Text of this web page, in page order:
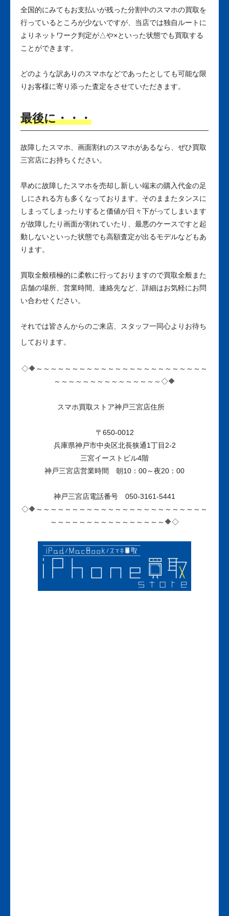
全国的にみてもお支払いが残った分割中のスマホの買取を
行っているところが少ないですが、当店では独自ルートに
よりネットワーク判定が△や×といった状態でも買取する
ことができます。
どのような訳ありのスマホなどであったとしても可能な限
りお客様に寄り添った査定をさせていただきます。
最後に・・・
故障したスマホ、画面割れのスマホがあるなら、ぜひ買取
三宮店にお持ちください。
早めに故障したスマホを売却し新しい端末の購入代金の足
しにされる方も多くなっております。そのままたタンスに
しまってしまったりすると価値が日々下がってしまいます
が故障したり画面が割れていたり、最悪のケースですと起
動しないといった状態でも高額査定が出るモデルなどもあ
ります。
買取全般積極的に柔軟に行っておりますので買取全般また
店舗の場所、営業時間、連絡先など、詳細はお気軽にお問
い合わせください。
それでは皆さんからのご来店、スタッフ一同心よりお待ち
しております。
◇🔶～～～～～～～～～～～～～～～～～～～～～～～～
～～～～～～～～～～～～～～～◇🔶
スマホ買取ストア神戸三宮店住所
〒650-0012
兵庫県神戸市中央区北長狭通1丁目2-2
三宮イーストビル4階
神戸三宮店営業時間 朝10：00～夜20：00
神戸三宮店電話番号 050-3161-5441
◇🔶～～～～～～～～～～～～～～～～～～～～～～～～
～～～～～～～～～～～～～～～～🔶◇